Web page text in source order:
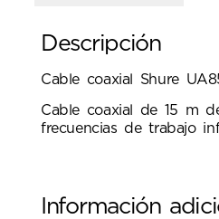
Descripción
Cable coaxial Shure
Cable coaxial de 15 m
frecuencias de trabajo
Información